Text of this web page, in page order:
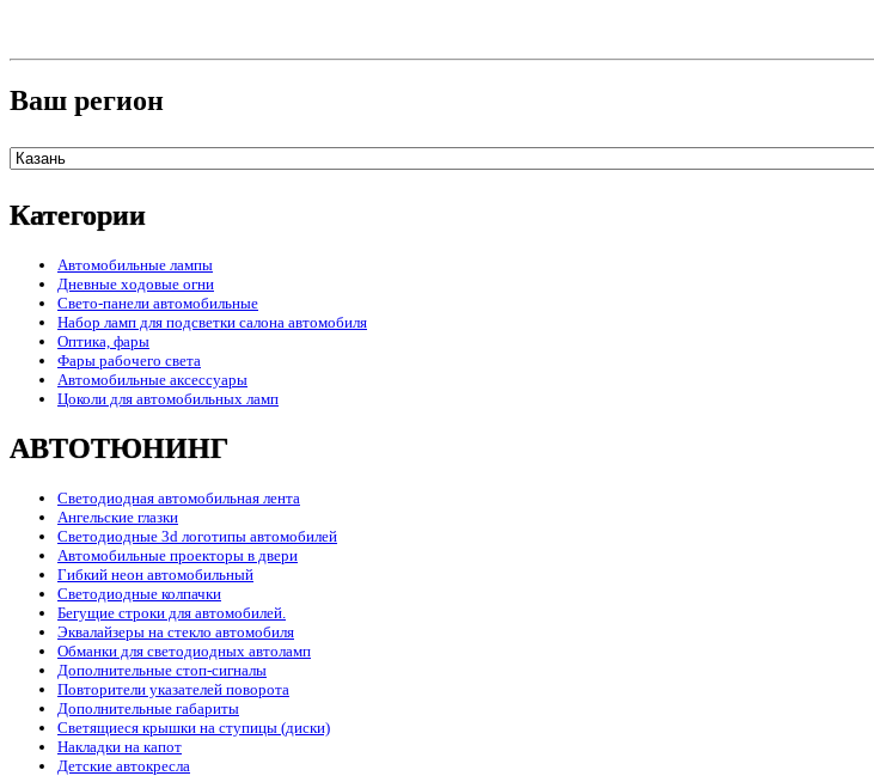
Ваш регион
Категории
Автомобильные лампы
Дневные ходовые огни
Свето-панели автомобильные
Набор ламп для подсветки салона автомобиля
Оптика, фары
Фары рабочего света
Автомобильные аксессуары
Цоколи для автомобильных ламп
АВТОТЮНИНГ
Светодиодная автомобильная лента
Ангельские глазки
Светодиодные 3d логотипы автомобилей
Автомобильные проекторы в двери
Гибкий неон автомобильный
Светодиодные колпачки
Бегущие строки для автомобилей.
Эквалайзеры на стекло автомобиля
Обманки для светодиодных автоламп
Дополнительные стоп-сигналы
Повторители указателей поворота
Дополнительные габариты
Светящиеся крышки на ступицы (диски)
Накладки на капот
Детские автокресла